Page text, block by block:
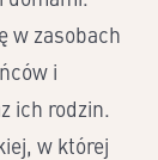
w zasobach
i
ich rodzin.
w której